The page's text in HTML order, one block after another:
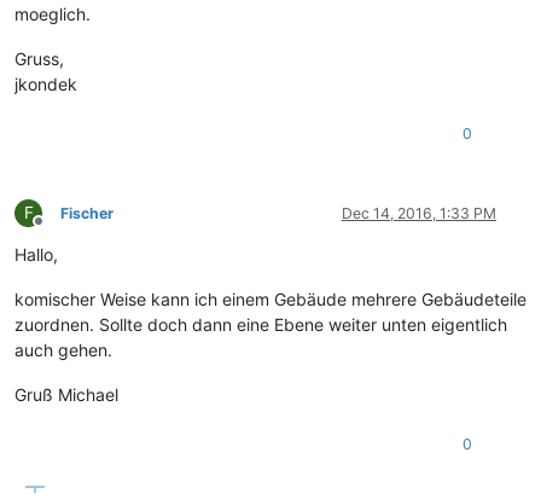
moeglich.
Gruss,
jkondek
0
F
Offline
Fischer Dec 14, 2016, 1:33 PM
Hallo,
komischer Weise kann ich einem Gebäude mehrere Gebäudeteile
zuordnen. Sollte doch dann eine Ebene weiter unten eigentlich
auch gehen.
Gruß Michael
0